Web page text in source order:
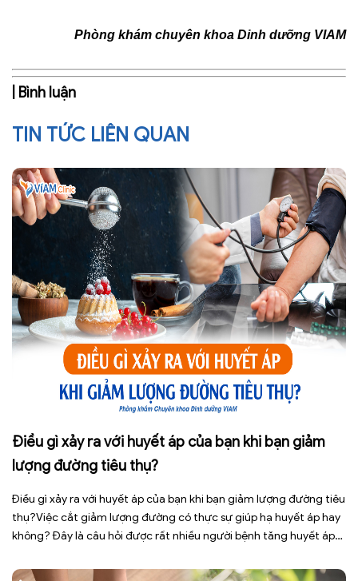
Phòng khám chuyên khoa Dinh dưỡng VIAM
| Bình luận
TIN TỨC LIÊN QUAN
Điều gì xảy ra với huyết áp của bạn khi bạn giảm
lượng đường tiêu thụ?
Điều gì xảy ra với huyết áp của bạn khi bạn giảm lượng đường tiêu
thụ?Việc cắt giảm lượng đường có thực sự giúp hạ huyết áp hay
không? Đây là câu hỏi được rất nhiều người bệnh tăng huyết áp
[…]